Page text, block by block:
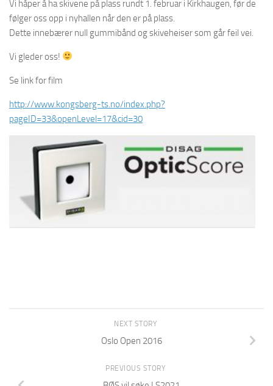
Vi håper å ha skivene på plass rundt 1. februar i Kirkhaugen, før de
følger oss opp i nyhallen når den er på plass.
Dette innebærer null gummibånd og skiveheiser som går feil vei.
Vi gleder oss!
Se link for film
http://www.kongsberg-ts.no/index.php?
pageID=33&openLevel=17&cid=30
NEXT STORY
Oslo Open 2016
PREVIOUS STORY